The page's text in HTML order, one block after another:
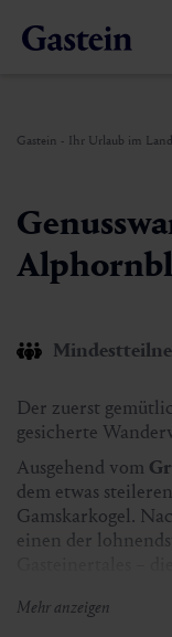
Gastein - Ihr Urlaub im
Der zuerst
gesicherte
Ausgehend vom
dem etwas
Gamskarkogel.
einen der
Die Wanderung
Mehr anzeigen